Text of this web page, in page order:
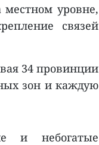
уровне,
связей
34 провинции
зон и каждую
и небогатые